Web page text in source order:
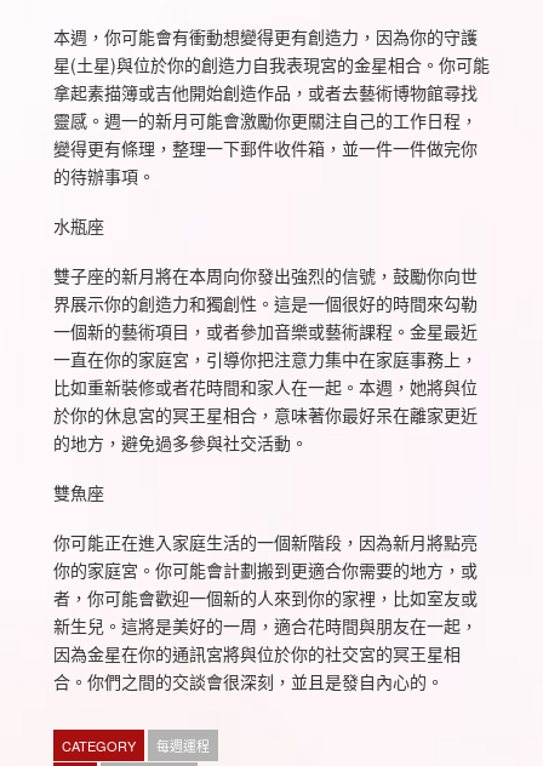
本週，你可能會有衝動想變得更有創造力，因為你的守護
星(土星)與位於你的創造力自我表現宮的金星相合。你可能
拿起素描簿或吉他開始創造作品，或者去藝術博物館尋找
靈感。週一的新月可能會激勵你更關注自己的工作日程，
變得更有條理，整理一下郵件收件箱，並一件一件做完你
的待辦事項。
水瓶座
雙子座的新月將在本周向你發出強烈的信號，鼓勵你向世
界展示你的創造力和獨創性。這是一個很好的時間來勾勒
一個新的藝術項目，或者參加音樂或藝術課程。金星最近
一直在你的家庭宮，引導你把注意力集中在家庭事務上，
比如重新裝修或者花時間和家人在一起。本週，她將與位
於你的休息宮的冥王星相合，意味著你最好呆在離家更近
的地方，避免過多參與社交活動。
雙魚座
你可能正在進入家庭生活的一個新階段，因為新月將點亮
你的家庭宮。你可能會計劃搬到更適合你需要的地方，或
者，你可能會歡迎一個新的人來到你的家裡，比如室友或
新生兒。這將是美好的一周，適合花時間與朋友在一起，
因為金星在你的通訊宮將與位於你的社交宮的冥王星相
合。你們之間的交談會很深刻，並且是發自內心的。
CATEGORY 每週運程